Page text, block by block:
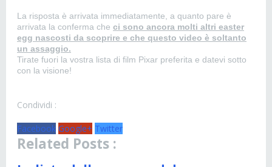
La risposta è arrivata immediatamente, a quanto pare è
arrivata la conferma che ci sono ancora molti altri easter
egg nascosti da scoprire e che questo video è soltanto
un assaggio.
Tirate fuori la vostra lista di film Pixar preferita e datevi sotto
con la visione!
Condividi :
Facebook Google+ Twitter
Related Posts :